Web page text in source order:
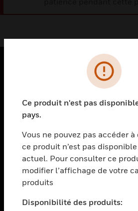
toggle view
SOLUTIONS
SECTEURS
toggle view
ASSISTANCE
toggle view
EMPLOIS
toggle view
Ce produit n'est pas
pays.
Vous ne pouvez pas accéder
ce produit n’est pas
actuel. Pour consulter ce
modifier l’affichage de votre
produits
Disponibilité des produits: